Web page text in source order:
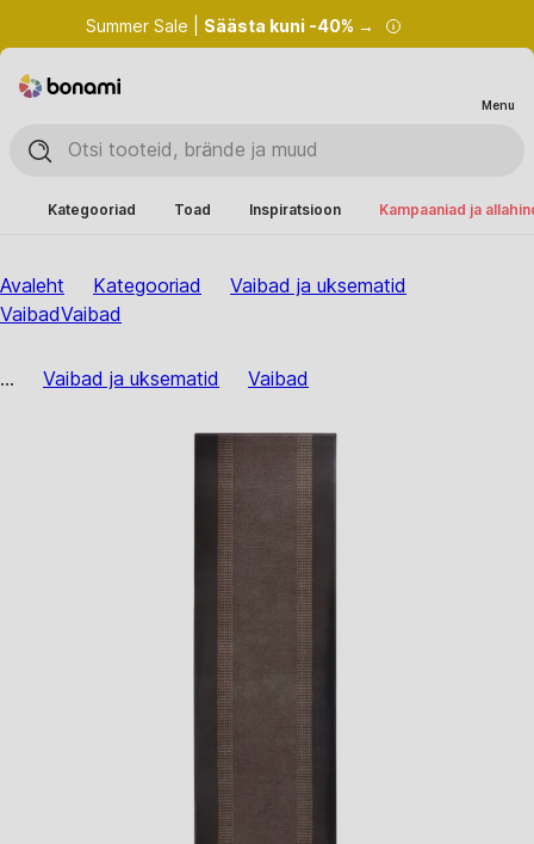
Summer Sale | Säästa kuni -40% →
Menu
Kategooriad Toad Inspiratsioon Kampaaniad ja
Avaleht Kategooriad
Vaibad ja uksematid
VaibadVaibad
... Vaibad ja uksematid Vaibad